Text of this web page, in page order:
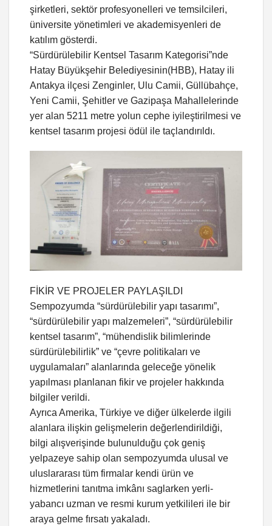
şirketleri, sektör profesyonelleri ve temsilcileri,
üniversite yönetimleri ve akademisyenleri de
katılım gösterdi.
“Sürdürülebilir Kentsel Tasarım Kategorisi”nde
Hatay Büyükşehir Belediyesinin(HBB), Hatay ili
Antakya ilçesi Zenginler, Ulu Camii, Güllübahçe,
Yeni Camii, Şehitler ve Gazipaşa Mahallelerinde
yer alan 5211 metre yolun cephe iyileştirilmesi ve
kentsel tasarım projesi ödül ile taçlandırıldı.
FİKİR VE PROJELER PAYLAŞILDI
Sempozyumda “sürdürülebilir yapı tasarımı”,
“sürdürülebilir yapı malzemeleri”, “sürdürülebilir
kentsel tasarım”, “mühendislik bilimlerinde
sürdürülebilirlik” ve “çevre politikaları ve
uygulamaları” alanlarında geleceğe yönelik
yapılması planlanan fikir ve projeler hakkında
bilgiler verildi.
Ayrıca Amerika, Türkiye ve diğer ülkelerde ilgili
alanlara ilişkin gelişmelerin değerlendirildiği,
bilgi alışverişinde bulunulduğu çok geniş
yelpazeye sahip olan sempozyumda ulusal ve
uluslararası tüm firmalar kendi ürün ve
hizmetlerini tanıtma imkânı saglarken yerli-
yabancı uzman ve resmi kurum yetkilileri ile bir
araya gelme fırsatı yakaladı.